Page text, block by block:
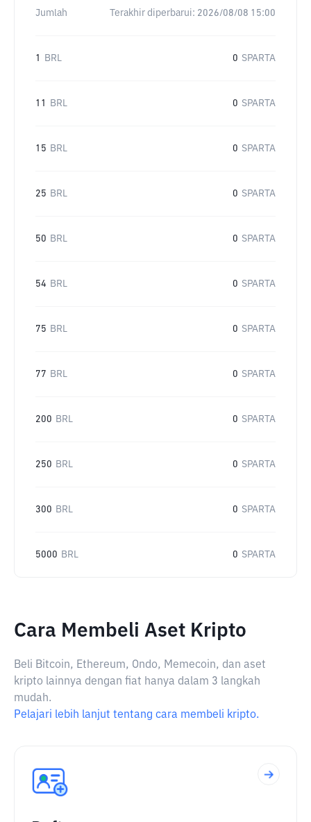
Jumlah Terakhir diperbarui: 2026/08/08 15:00
1 BRL 0 SPARTA
11 BRL 0 SPARTA
15 BRL 0 SPARTA
25 BRL 0 SPARTA
50 BRL 0 SPARTA
54 BRL 0 SPARTA
75 BRL 0 SPARTA
77 BRL 0 SPARTA
200 BRL 0 SPARTA
250 BRL 0 SPARTA
300 BRL 0 SPARTA
5000 BRL 0 SPARTA
Cara Membeli Aset Kripto
Beli Bitcoin, Ethereum, Ondo, Memecoin, dan aset
kripto lainnya dengan fiat hanya dalam 3 langkah
mudah.
Pelajari lebih lanjut tentang cara membeli kripto.